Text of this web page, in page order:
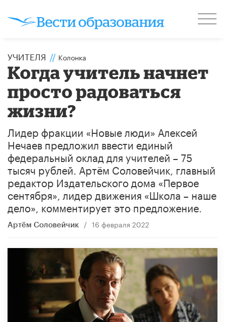
УЧИТЕЛЯ // Колонка
Когда учитель начнет
просто радоваться
жизни?
Лидер фракции «Новые люди» Алексей
Нечаев предложил ввести единый
федеральный оклад для учителей – 75
тысяч рублей. Артём Соловейчик, главный
редактор Издательского дома «Первое
сентября», лидер движения «Школа – наше
дело», комментирует это предложение.
Артём Соловейчик / 16 февраля 2022